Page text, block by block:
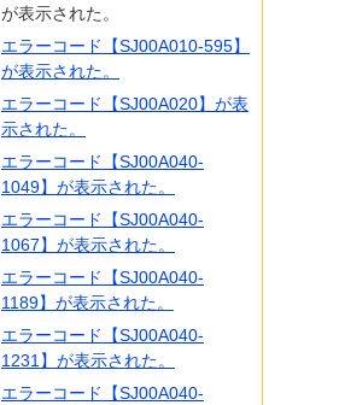
が表示された。
エラーコード【SJ00A010-595】
が表示された。
エラーコード【SJ00A020】が表
示された。
エラーコード【SJ00A040-
1049】が表示された。
エラーコード【SJ00A040-
1067】が表示された。
エラーコード【SJ00A040-
1189】が表示された。
エラーコード【SJ00A040-
1231】が表示された。
エラーコード【SJ00A040-